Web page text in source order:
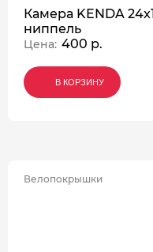
Камера KENDA
ниппель
Цена: 400 р.
В КОРЗИНУ
В КОРЗИНУ
В КОРЗИНУ
Велопокрышки